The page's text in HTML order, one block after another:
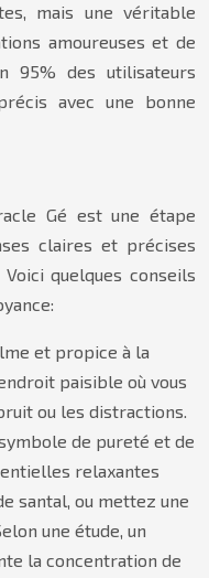
mais une véritable
amoureuses et de
95% des utilisateurs
avec une bonne
Gé est une étape
claires et précises
quelques conseils
et propice à la
paisible où vous
ou les distractions.
de pureté et de
relaxantes
santal, ou mettez une
une étude, un
la concentration de